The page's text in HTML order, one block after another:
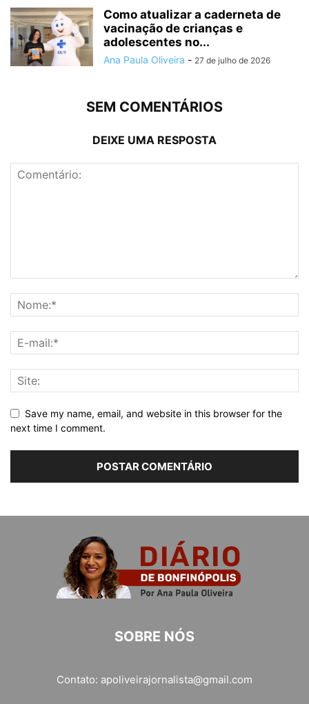
Como atualizar a caderneta de
vacinação de crianças e
adolescentes no...
Ana Paula Oliveira - 27 de julho de 2026
SEM COMENTÁRIOS
DEIXE UMA RESPOSTA
Save my name, email, and website in this browser for the
next time I comment.
SOBRE NÓS
Contato: apoliveirajornalista@gmail.com